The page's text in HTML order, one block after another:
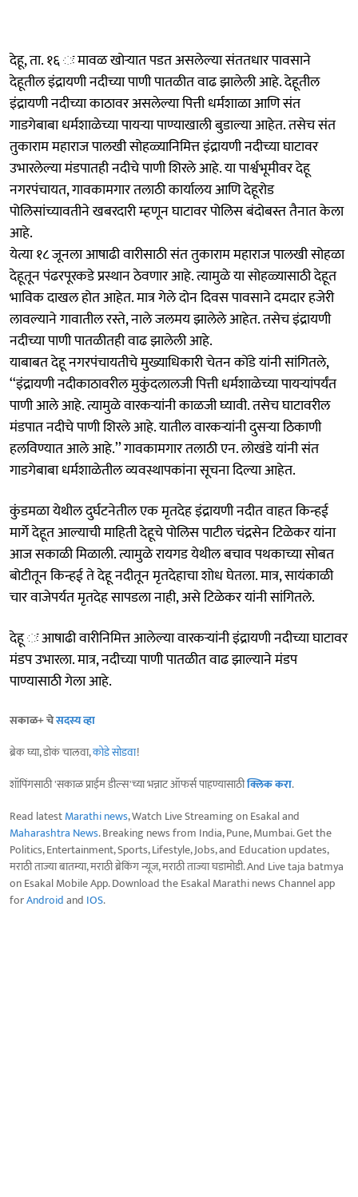
देहू, ता. १६ ः मावळ खोऱ्यात पडत असलेल्या संततधार पावसाने
देहूतील इंद्रायणी नदीच्या पाणी पातळीत वाढ झालेली आहे. देहूतील
इंद्रायणी नदीच्या काठावर असलेल्या पित्ती धर्मशाळा आणि संत
गाडगेबाबा धर्मशाळेच्या पायऱ्या पाण्याखाली बुडाल्या आहेत. तसेच संत
तुकाराम महाराज पालखी सोहळ्यानिमित्त इंद्रायणी नदीच्या घाटावर
उभारलेल्या मंडपातही नदीचे पाणी शिरले आहे. या पार्श्वभूमीवर देहू
नगरपंचायत, गावकामगार तलाठी कार्यालय आणि देहूरोड
पोलिसांच्यावतीने खबरदारी म्हणून घाटावर पोलिस बंदोबस्त तैनात केला
आहे.
येत्या १८ जूनला आषाढी वारीसाठी संत तुकाराम महाराज पालखी सोहळा
देहूतून पंढरपूरकडे प्रस्थान ठेवणार आहे. त्यामुळे या सोहळ्यासाठी देहूत
भाविक दाखल होत आहेत. मात्र गेले दोन दिवस पावसाने दमदार हजेरी
लावल्याने गावातील रस्ते, नाले जलमय झालेले आहेत. तसेच इंद्रायणी
नदीच्या पाणी पातळीतही वाढ झालेली आहे.
याबाबत देहू नगरपंचायतीचे मुख्याधिकारी चेतन कोंडे यांनी सांगितले,
‘‘इंद्रायणी नदीकाठावरील मुकुंदलालजी पित्ती धर्मशाळेच्या पायऱ्यांपर्यंत
पाणी आले आहे. त्यामुळे वारकऱ्यांनी काळजी घ्यावी. तसेच घाटावरील
मंडपात नदीचे पाणी शिरले आहे. यातील वारकऱ्यांनी दुसऱ्या ठिकाणी
हलविण्यात आले आहे.’’ गावकामगार तलाठी एन. लोखंडे यांनी संत
गाडगेबाबा धर्मशाळेतील व्यवस्थापकांना सूचना दिल्या आहेत.
कुंडमळा येथील दुर्घटनेतील एक मृतदेह इंद्रायणी नदीत वाहत किन्हई
मार्गे देहूत आल्याची माहिती देहूचे पोलिस पाटील चंद्रसेन टिळेकर यांना
आज सकाळी मिळाली. त्यामुळे रायगड येथील बचाव पथकाच्या सोबत
बोटीतून किन्हई ते देहू नदीतून मृतदेहाचा शोध घेतला. मात्र, सायंकाळी
चार वाजेपर्यत मृतदेह सापडला नाही, असे टिळेकर यांनी सांगितले.
देहू ः आषाढी वारीनिमित्त आलेल्या वारकऱ्यांनी इंद्रायणी नदीच्या घाटावर
मंडप उभारला. मात्र, नदीच्या पाणी पातळीत वाढ झाल्याने मंडप
पाण्यासाठी गेला आहे.
सकाळ+ चेसदस्य व्हा
ब्रेक घ्या, डोकं चालवा,कोडे सोडवा!
शॉपिंगसाठी 'सकाळ प्राईम डील्स'च्या भन्नाट ऑफर्स पाहण्यासाठीक्लिक करा.
Read latestMarathi news, Watch Live Streaming on Esakal and
Maharashtra News. Breaking news from India, Pune, Mumbai. Get the
Politics, Entertainment, Sports, Lifestyle, Jobs, and Education updates,
मराठी ताज्या बातम्या, मराठी ब्रेकिंग न्यूज, मराठी ताज्या घडामोडी. And Live taja batmya
on Esakal Mobile App. Download the Esakal Marathi news Channel app
forAndroidand IOS.